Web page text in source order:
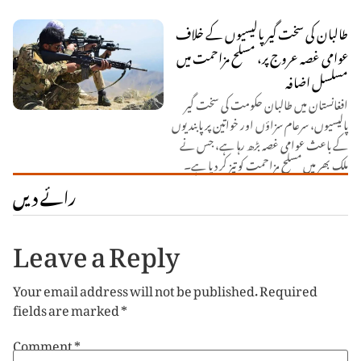
طالبان کی سخت گیر پالیسیوں کے خلاف
عوامی غصہ عروج پر، مسلح مزاحمت میں
مسلسل اضافہ
افغانستان میں طالبان حکومت کی سخت گیر
پالیسیوں، سرعام سزاؤں اور خواتین پر پابندیوں
کے باعث عوامی غصہ بڑھ رہا ہے، جس نے
ملک بھر میں مسلح مزاحمت کو تیز کر دیا ہے۔
رائے دیں
Leave a Reply
Your email address will not be published.Required
fields are marked*
Comment*